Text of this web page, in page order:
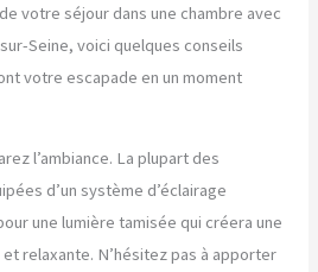
votre séjour dans une chambre avec
Seine, voici quelques conseils
votre escapade en un moment
l’ambiance. La plupart des
d’un système d’éclairage
une lumière tamisée qui créera une
relaxante. N’hésitez pas à apporter